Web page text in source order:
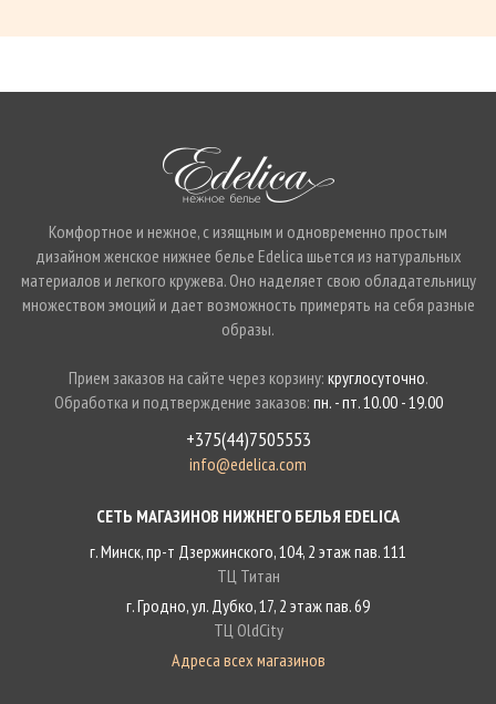
Комфортное и нежное, с изящным и одновременно простым
дизайном женское нижнее белье Edelica шьется из натуральных
материалов и легкого кружева. Оно наделяет свою обладательницу
множеством эмоций и дает возможность примерять на себя разные
образы.
Прием заказов на сайте через корзину: круглосуточно.
Обработка и подтверждение заказов: пн. - пт. 10.00 - 19.00
+375(44)7505553
info@edelica.com
СЕТЬ МАГАЗИНОВ НИЖНЕГО БЕЛЬЯ EDELICA
г. Минск, пр-т Дзержинского, 104, 2 этаж пав. 111
ТЦ Титан
г. Гродно, ул. Дубко, 17, 2 этаж пав. 69
ТЦ OldCity
Адреса всех магазинов